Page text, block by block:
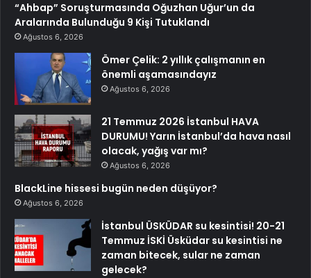
“Ahbap” Soruşturmasında Oğuzhan Uğur’un da
Aralarında Bulunduğu 9 Kişi Tutuklandı
Ağustos 6, 2026
Ömer Çelik: 2 yıllık çalışmanın en
önemli aşamasındayız
Ağustos 6, 2026
21 Temmuz 2026 İstanbul HAVA
DURUMU! Yarın İstanbul’da hava nasıl
olacak, yağış var mı?
Ağustos 6, 2026
BlackLine hissesi bugün neden düşüyor?
Ağustos 6, 2026
İstanbul ÜSKÜDAR su kesintisi! 20-21
Temmuz İSKİ Üsküdar su kesintisi ne
zaman bitecek, sular ne zaman
gelecek?